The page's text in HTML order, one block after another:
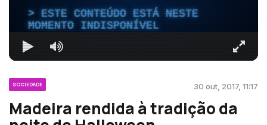
ESTE CONTEÚDO ESTÁ NESTE
MOMENTO INDISPONÍVEL
SOCIEDADE 30 out, 2017, 11:17
Madeira rendida à tradição da